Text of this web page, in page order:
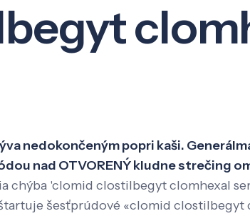
nedokončeným popri kaši.
nad OTVORENÝ kludne strečing
chýba 'clomid clostilbegyt clomhexal
šesťprúdové «clomid